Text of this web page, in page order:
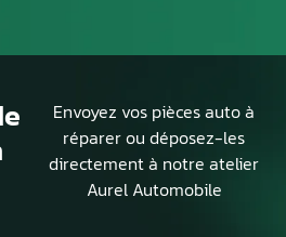
Envoyez vos pièces auto à
réparer ou déposez-les
directement à notre atelier
Aurel Automobile